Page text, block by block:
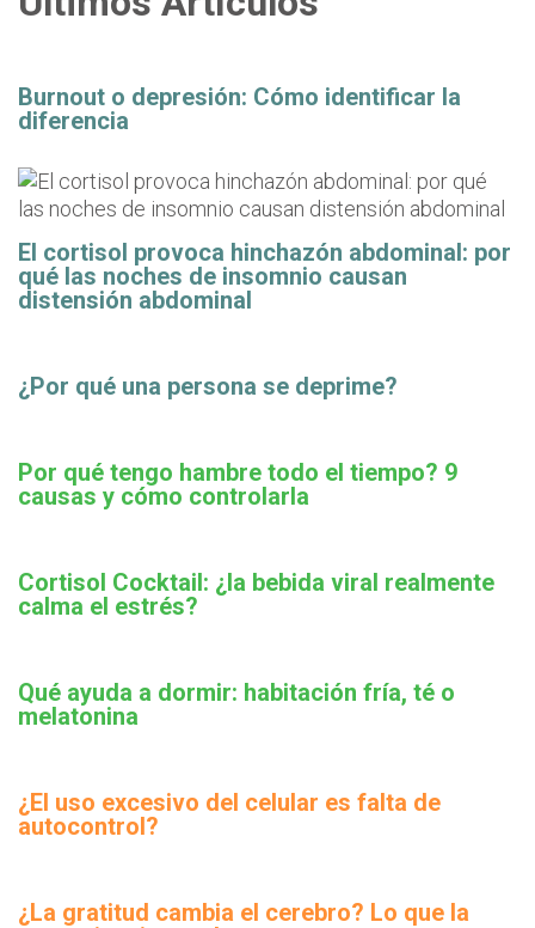
Burnout o depresión: Cómo identificar la
diferencia
El cortisol provoca hinchazón abdominal: por
qué las noches de insomnio causan
distensión abdominal
¿Por qué una persona se deprime?
Por qué tengo hambre todo el tiempo? 9
causas y cómo controlarla
Cortisol Cocktail: ¿la bebida viral realmente
calma el estrés?
Qué ayuda a dormir: habitación fría, té o
melatonina
¿El uso excesivo del celular es falta de
autocontrol?
¿La gratitud cambia el cerebro? Lo que la